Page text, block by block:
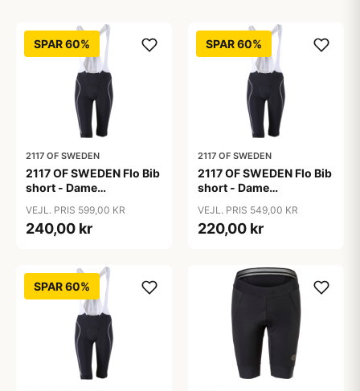
SPAR 60%
2117 OF SWEDEN
2117 OF SWEDEN Flo Bib
short - Dame
Sort - Str. 36
VEJL. PRIS 599,00 KR
240,00 kr
SPAR 60%
2117 OF SWEDEN
2117 OF SWEDEN Flo Bib
short - Dame
Sort - Str. 38
VEJL. PRIS 549,00 KR
220,00 kr
SPAR 60%